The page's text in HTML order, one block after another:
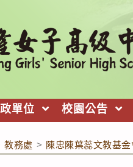
單位 校園公告
教務處 > 陳忠陳葉蕊文教基